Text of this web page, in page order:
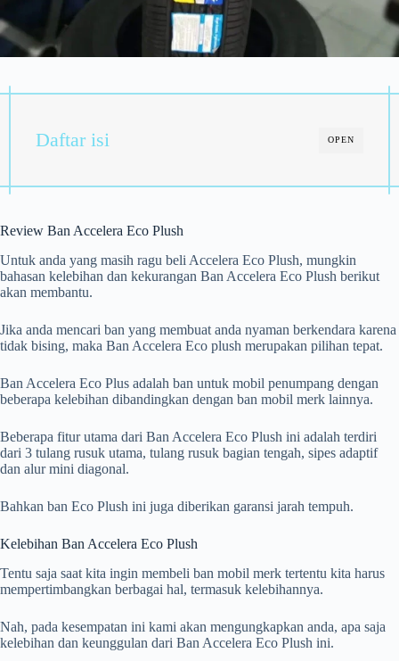
OPEN
Daftar isi
Review Ban Accelera Eco Plush
Untuk anda yang masih ragu beli Accelera Eco Plush, mungkin
bahasan kelebihan dan kekurangan Ban Accelera Eco Plush berikut
akan membantu.
Jika anda mencari ban yang membuat anda nyaman berkendara karena
tidak bising, maka Ban Accelera Eco plush merupakan pilihan tepat.
Ban Accelera Eco Plus adalah ban untuk mobil penumpang dengan
beberapa kelebihan dibandingkan dengan ban mobil merk lainnya.
Beberapa fitur utama dari Ban Accelera Eco Plush ini adalah terdiri
dari 3 tulang rusuk utama, tulang rusuk bagian tengah, sipes adaptif
dan alur mini diagonal.
Bahkan ban Eco Plush ini juga diberikan garansi jarah tempuh.
Kelebihan Ban Accelera Eco Plush
Tentu saja saat kita ingin membeli ban mobil merk tertentu kita harus
mempertimbangkan berbagai hal, termasuk kelebihannya.
Nah, pada kesempatan ini kami akan mengungkapkan anda, apa saja
kelebihan dan keunggulan dari Ban Accelera Eco Plush ini.